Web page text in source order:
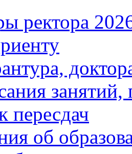
ректора
пересдач
об